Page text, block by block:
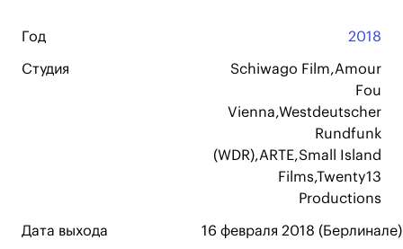
Год 2018
Студия
Schiwago Film,Amour
Fou
Vienna,Westdeutscher
Rundfunk
(WDR),ARTE,Small Island
Films,Twenty13
Productions
Дата выхода 16 февраля 2018